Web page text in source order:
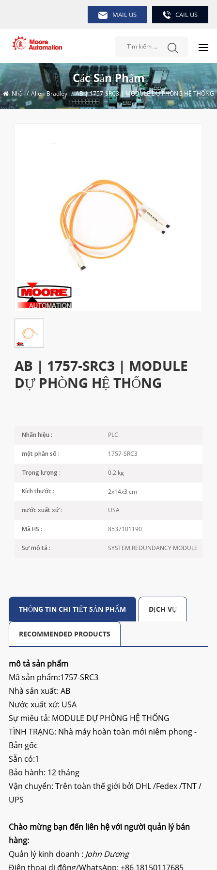
MAIL US CAIL US
Các Sản Phẩm
Nhà / Allen-Bradley / AB | 1757-SRC3 | MODULE DỰ PHÒNG HỆ THỐNG
AB | 1757-SRC3 | MODULE
DỰ PHÒNG HỆ THỐNG
Nhãn hiệu : PLC
một phần số : 1757-SRC3
Trọng lượng : 0.2 kg
Kích thước : 2x14x3 cm
nước xuất xứ : USA
Mã HS : 8537101190
Sự mô tả : SYSTEM REDUNDANCY MODULE
THÔNG TIN CHI TIẾT SẢN PHẨM DỊCH VỤ
RECOMMENDED PRODUCTS
mô tả sản phẩm
Mã sản phẩm:1757-SRC3
Nhà sản xuất: AB
Nước xuất xứ: USA
Sự miêu tả: MODULE DỰ PHÒNG HỆ THỐNG
TÌNH TRẠNG: Nhà máy hoàn toàn mới niêm phong -
Bản gốc
Sẵn có:1
Bảo hành: 12 tháng
Vận chuyển: Trên toàn thế giới bởi DHL /Fedex /TNT /
UPS
Chào mừng bạn đến liên hệ với người quản lý bán
hàng:
Quản lý kinh doanh : John Dương
Điện thoại di động/WhatsApp: +86 18150117685